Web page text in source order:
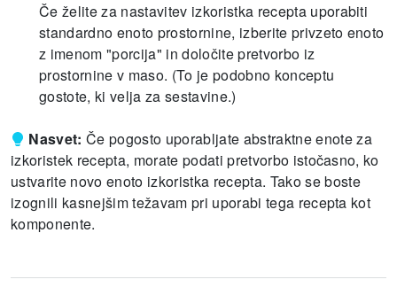
Če želite za nastavitev izkoristka recepta uporabiti
standardno enoto prostornine, izberite privzeto enoto
z imenom "porcija" in določite pretvorbo iz
prostornine v maso. (To je podobno konceptu
gostote, ki velja za sestavine.)
Nasvet: Če pogosto uporabljate abstraktne enote za
izkoristek recepta, morate podati pretvorbo istočasno, ko
ustvarite novo enoto izkoristka recepta. Tako se boste
izognili kasnejšim težavam pri uporabi tega recepta kot
komponente.